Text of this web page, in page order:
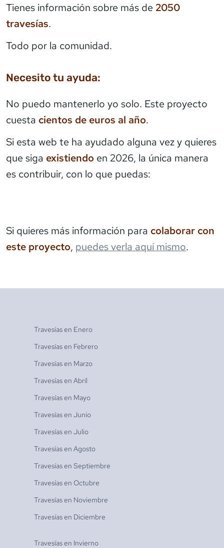
Tienes información sobre más de 2050
travesías.
Todo por la comunidad.
Necesito tu ayuda:
No puedo mantenerlo yo solo. Este proyecto
cuesta cientos de euros al año.
Si esta web te ha ayudado alguna vez y quieres
que siga existiendo en 2026, la única manera
es contribuir, con lo que puedas:
Si quieres más información para colaborar con
este proyecto, puedes verla aquí mismo.
Travesías en Enero
Travesías en Febrero
Travesías en Marzo
Travesías en Abril
Travesías en Mayo
Travesías en Junio
Travesías en Julio
Travesías en Agosto
Travesías en Septiembre
Travesías en Octubre
Travesías en Noviembre
Travesías en Diciembre
Travesías en Invierno